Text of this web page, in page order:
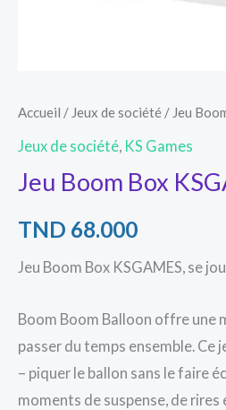
Accueil / Jeux de société / Jeu
Jeux de société KS Games
Jeu Boom Box
TND 68.000
Jeu Boom Box KSGAMES, se
Boom Boom Balloon offre une
passer du temps ensemble. Ce
– piquer le ballon sans le faire
moments de suspense, de rires